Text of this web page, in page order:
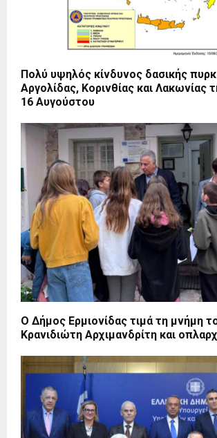
Πολύ υψηλός κίνδυνος δασικής
Αργολίδας, Κορινθίας και Λακωνίας
16 Αυγούστου
Ο Δήμος Ερμιονίδας τιμά τη μνήμη
Κρανιδιώτη Αρχιμανδρίτη και